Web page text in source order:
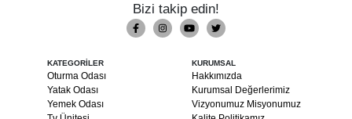
Bizi takip edin!
KATEGORİLER
Oturma Odası
Yatak Odası
Yemek Odası
KURUMSAL
Hakkımızda
Kurumsal Değerlerimiz
Vizyonumuz Misyonumuz